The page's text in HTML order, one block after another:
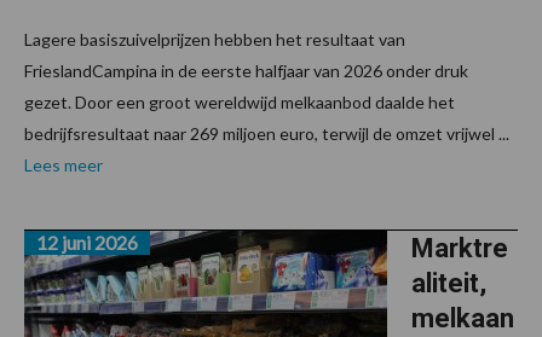
Lagere basiszuivelprijzen hebben het resultaat van
FrieslandCampina in de eerste halfjaar van 2026 onder druk
gezet. Door een groot wereldwijd melkaanbod daalde het
bedrijfsresultaat naar 269 miljoen euro, terwijl de omzet vrijwel ...
Lees meer
Marktre
aliteit,
melkaan
12 juni 2026